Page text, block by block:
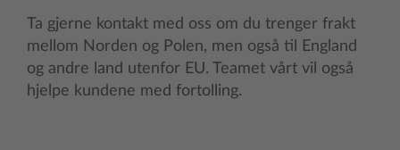
Ta gjerne kontakt med oss om du trenger frakt
mellom Norden og Polen, men også til England
og andre land utenfor EU. Teamet vårt vil også
hjelpe kundene med fortolling.